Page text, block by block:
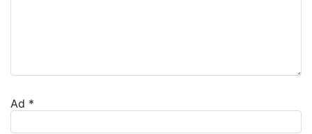
Ad *